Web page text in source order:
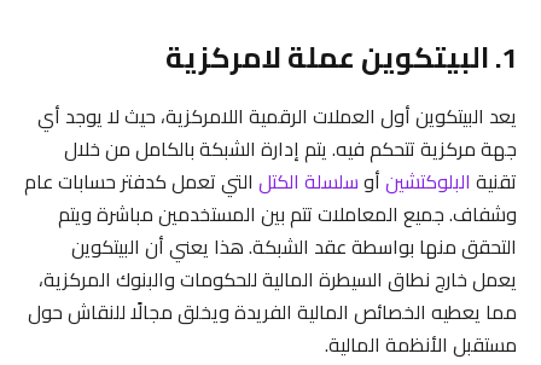
1. البيتكوين عملة لامركزية
يعد البيتكوين أول العملات الرقمية اللامركزية، حيث لا يوجد أي
جهة مركزية تتحكم فيه. يتم إدارة الشبكة بالكامل من خلال
تقنية البلوكتشينأوسلسلة الكتل التي تعمل كدفتر حسابات عام
وشفاف. جميع المعاملات تتم بين المستخدمين مباشرة ويتم
التحقق منها بواسطة عقد الشبكة. هذا يعني أن البيتكوين
يعمل خارج نطاق السيطرة المالية للحكومات والبنوك المركزية،
مما يعطيه الخصائص المالية الفريدة ويخلق مجالًا للنقاش حول
مستقبل الأنظمة المالية.